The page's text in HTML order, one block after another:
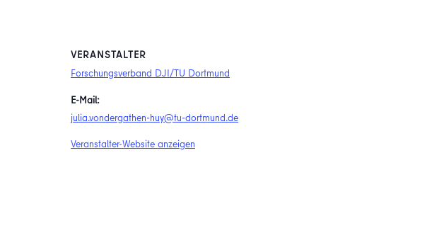
VERANSTALTER
Forschungsverband DJI/TU Dortmund
E-Mail:
julia.vondergathen-huy@tu-dortmund.de
Veranstalter-Website anzeigen